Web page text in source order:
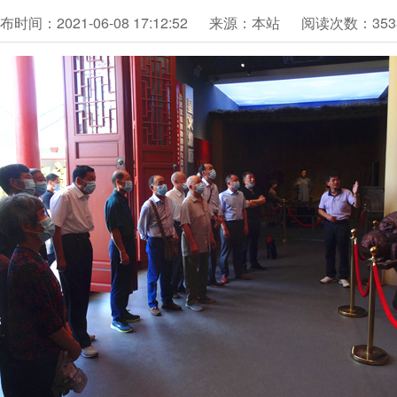
时间：2021-06-08 17:12:52 来源：本站 阅读次数：